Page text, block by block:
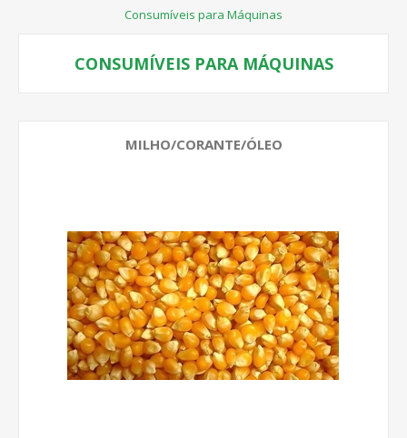
Consumíveis para Máquinas
CONSUMÍVEIS PARA MÁQUINAS
MILHO/CORANTE/ÓLEO